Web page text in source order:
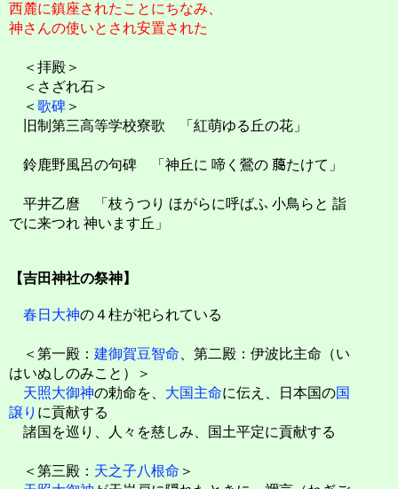
西麓に鎮座されたことにちなみ、
神さんの使いとされ安置された
＜拝殿＞
＜さざれ石＞
＜ 歌碑 ＞
旧制第三高等学校寮歌 「紅萌ゆる丘の花」
鈴鹿野風呂の句碑 「神丘に 啼く鶯の 﨟たけて」
平井乙麿 「枝うつり ほがらに呼ばふ 小鳥らと 詣
でに来つれ 神います丘」
【吉田神社の祭神】
春日大神の４柱が祀られている
＜第一殿： 建御賀豆智命 、第二殿：伊波比主命（い
はいぬしのみこと）＞
天照大御神の勅命を、 大国主命に伝え、日本国の国
譲り に貢献する
諸国を巡り、人々を慈しみ、国土平定に貢献する
＜第三殿： 天之子八根命 ＞